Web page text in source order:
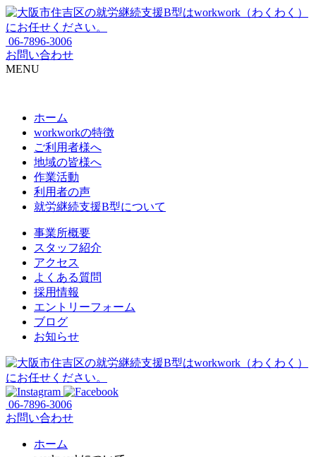
06-7896-3006
お問い合わせ
MENU
ホーム
workworkの特徴
ご利用者様へ
地域の皆様へ
作業活動
利用者の声
就労継続支援B型について
事業所概要
スタッフ紹介
アクセス
よくある質問
採用情報
エントリーフォーム
ブログ
お知らせ
06-7896-3006
お問い合わせ
ホーム